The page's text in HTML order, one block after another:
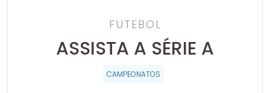
FUTEBOL
ASSISTA A SÉRIE A
CAMPEONATOS